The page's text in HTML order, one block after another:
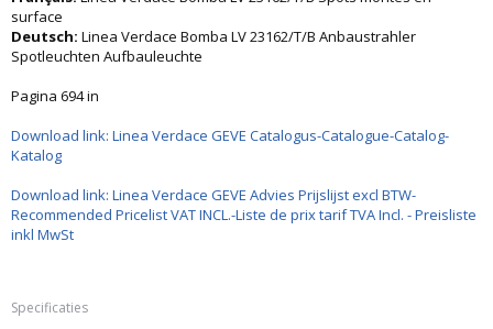
surface
Deutsch: Linea Verdace Bomba LV 23162/T/B Anbaustrahler
Spotleuchten Aufbauleuchte
Pagina 694 in
Download link: Linea Verdace GEVE Catalogus-Catalogue-Catalog-
Katalog
Download link: Linea Verdace GEVE Advies Prijslijst excl BTW-
Recommended Pricelist VAT INCL.-Liste de prix tarif TVA Incl. - Preisliste
inkl MwSt
Specificaties